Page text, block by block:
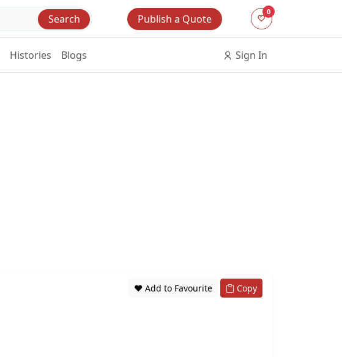
Search Publish a Quote
0
Histories Blogs Sign In
❤️ Add to Favourite Copy